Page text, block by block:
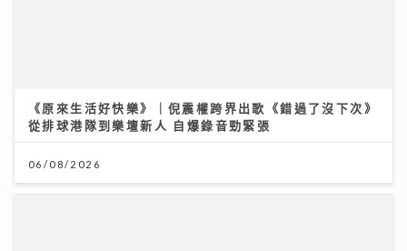
《原來生活好快樂》｜倪震權跨界出歌《錯過了沒下次》
從排球港隊到樂壇新人 自爆錄音勁緊張
06/08/2026